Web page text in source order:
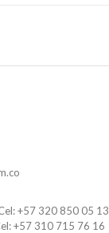
+57 320 850 05 13
+57 310 715 76 16